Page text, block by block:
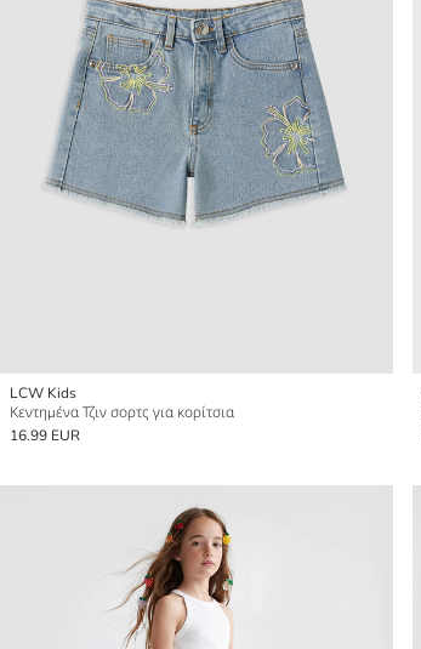
LCW Kids
Κεντημένα Τζιν σορτς για κορίτσια
16.99 EUR